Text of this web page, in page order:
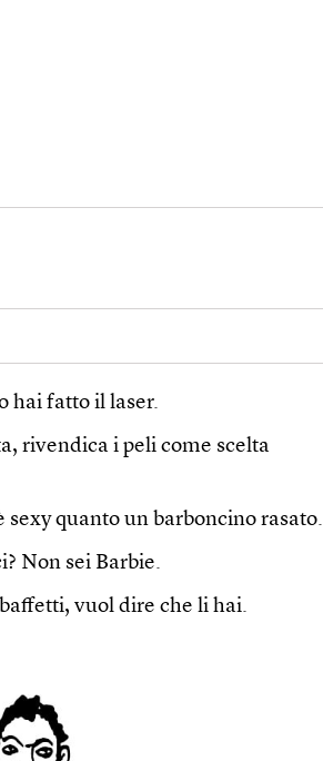
hai fatto il laser.
rivendica i peli come scelta
quanto un barboncino rasato.
Non sei Barbie.
vuol dire che li hai.